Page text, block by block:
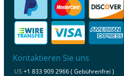
Kontaktieren Sie uns
US +1 833 909 2966 ( Gebührenfrei )